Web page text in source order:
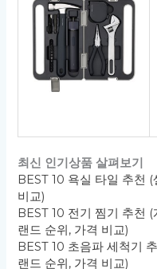
최신 인기상품 살펴보기
BEST 10 욕실 타일 추천
비교)
BEST 10 전기 찜기 추천
랜드 순위, 가격 비교)
BEST 10 초음파 세척기
랜드 순위, 가격 비교)